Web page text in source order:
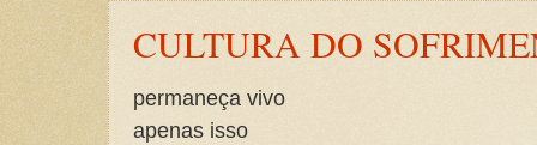
CULTURA DO
permaneça vivo
apenas isso